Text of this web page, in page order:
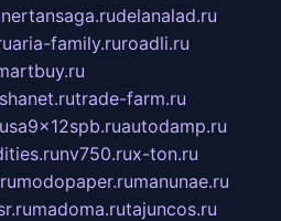
nertansaga.rudelanalad.ru
aria-family.ruroadli.ru
trade-farm.ru
autodamp.ru
nv750.rux-ton.ru
modopaper.rumanunae.ru
madoma.rutajuncos.ru